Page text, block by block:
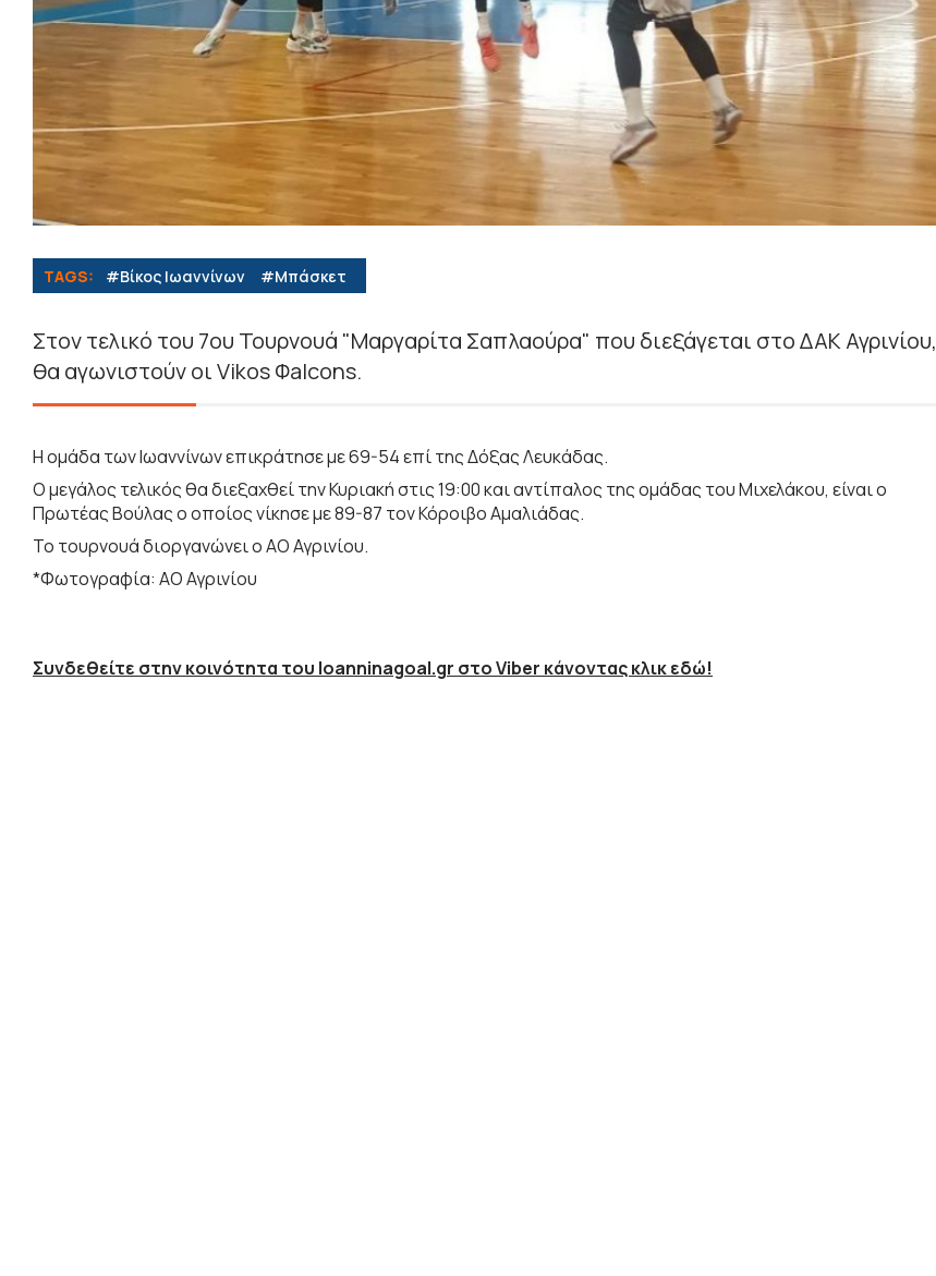
TAGS: #Βίκος Ιωαννίνων #Μπάσκετ
Στον τελικό του 7ου Τουρνουά "Μαργαρίτα Σαπλαούρα" που διεξάγεται στο ΔΑΚ Αγρινίου,
θα αγωνιστούν οι Vikos Φalcons.
Η ομάδα των Ιωαννίνων επικράτησε με 69-54 επί της Δόξας Λευκάδας.
Ο μεγάλος τελικός θα διεξαχθεί την Κυριακή στις 19:00 και αντίπαλος της ομάδας του Μιχελάκου, είναι ο
Πρωτέας Βούλας ο οποίος νίκησε με 89-87 τον Κόροιβο Αμαλιάδας.
Το τουρνουά διοργανώνει ο ΑΟ Αγρινίου.
*Φωτογραφία: ΑΟ Αγρινίου
Συνδεθείτε στην κοινότητα του Ioanninagoal.gr στο Viber κάνοντας κλικ εδώ!